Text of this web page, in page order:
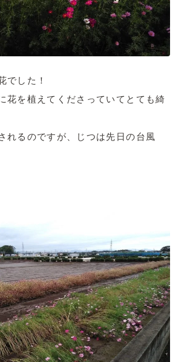
でした！
花を植えてくださっていてとても綺
れるのですが、じつは先日の台風